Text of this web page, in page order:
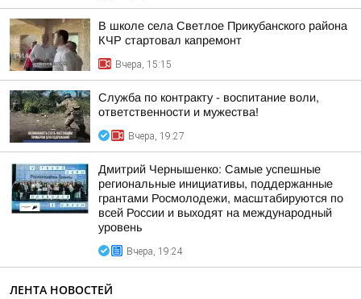
В школе села Светлое Прикубанского района
КЧР стартовал капремонт
Вчера, 15:15
Служба по контракту - воспитание воли,
ответственности и мужества!
Вчера, 19:27
Дмитрий Чернышенко: Самые успешные
региональные инициативы, поддержанные
грантами Росмолодежи, масштабируются по
всей России и выходят на международный
уровень
Вчера, 19:24
ЛЕНТА НОВОСТЕЙ